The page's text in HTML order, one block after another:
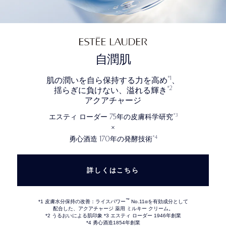
自潤肌
肌の潤いを自ら保持する力を高め*1
揺らぎに負けない、溢れる輝き *2
アクアチャージ
エスティ ローダー 75年の皮膚科学研究*3
×
勇心酒造 170年の発酵技術*4
詳しくはこちら
*1 皮膚水分保持の改善：ライスパワー™No.11αを有効成分として
配合した、アクアチャージ 薬用 ミルキー クリーム。
*2 うるおいによる肌印象 *3 エスティ ローダー 1946年創業
*4 勇心酒造1854年創業